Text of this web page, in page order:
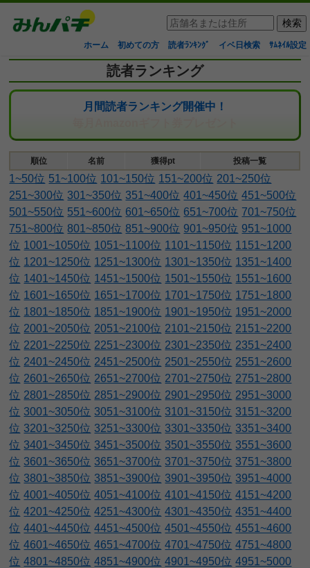
ホーム 初めての方 読者ﾗﾝｷﾝｸﾞ イベ日検索 ｻﾑﾈｲﾙ設定
読者ランキング
月間読者ランキング開催中！
順位 名前 獲得pt 投稿一覧
1~50位 51~100位 101~150位 151~200位 201~250位
251~300位 301~350位 351~400位 401~450位 451~500位
501~550位 551~600位 601~650位 651~700位 701~750位
751~800位 801~850位 851~900位 901~950位 951~1000
位 1001~1050位 1051~1100位 1101~1150位 1151~1200
位 1201~1250位 1251~1300位 1301~1350位 1351~1400
位 1401~1450位 1451~1500位 1501~1550位 1551~1600
位 1601~1650位 1651~1700位 1701~1750位 1751~1800
位 1801~1850位 1851~1900位 1901~1950位 1951~2000
位 2001~2050位 2051~2100位 2101~2150位 2151~2200
位 2201~2250位 2251~2300位 2301~2350位 2351~2400
位 2401~2450位 2451~2500位 2501~2550位 2551~2600
位 2601~2650位 2651~2700位 2701~2750位 2751~2800
位 2801~2850位 2851~2900位 2901~2950位 2951~3000
位 3001~3050位 3051~3100位 3101~3150位 3151~3200
位 3201~3250位 3251~3300位 3301~3350位 3351~3400
位 3401~3450位 3451~3500位 3501~3550位 3551~3600
位 3601~3650位 3651~3700位 3701~3750位 3751~3800
位 3801~3850位 3851~3900位 3901~3950位 3951~4000
位 4001~4050位 4051~4100位 4101~4150位 4151~4200
位 4201~4250位 4251~4300位 4301~4350位 4351~4400
位 4401~4450位 4451~4500位 4501~4550位 4551~4600
位 4601~4650位 4651~4700位 4701~4750位 4751~4800
位 4801~4850位 4851~4900位 4901~4950位 4951~5000